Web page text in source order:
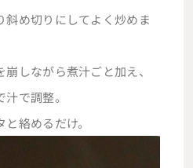
斜め切りにしてよく炒めま
しながら煮汁ごと加え、
で調整。
絡めるだけ。